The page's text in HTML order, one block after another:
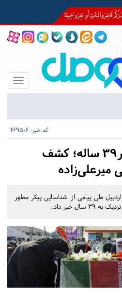
Toggle
کد خبر: 469506
پایان انتظار39 ساله؛ کشف
میرعلی‌زاده
طی پیامی از شناسایی پیکر مطهر
خبر داد.